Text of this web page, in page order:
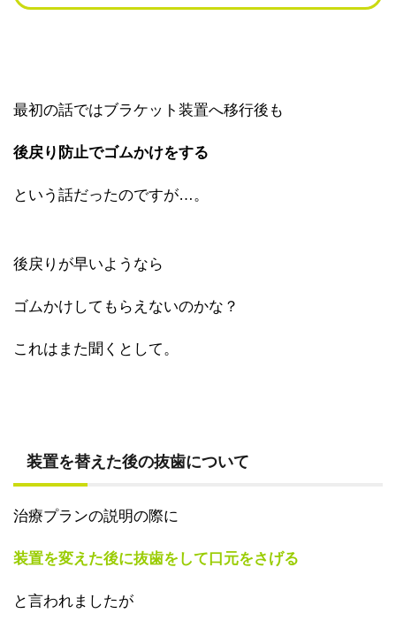
最初の話ではブラケット装置へ移行後も
後戻り防止でゴムかけをする
という話だったのですが…。
後戻りが早いようなら
ゴムかけしてもらえないのかな？
これはまた聞くとして。
装置を替えた後の抜歯について
治療プランの説明の際に
装置を変えた後に抜歯をして口元をさげる
と言われましたが